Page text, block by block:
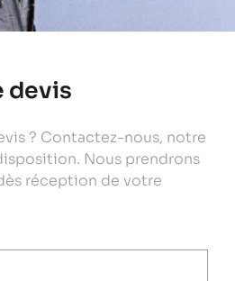
devis
? Contactez-nous, notre
Nous prendrons
réception de votre